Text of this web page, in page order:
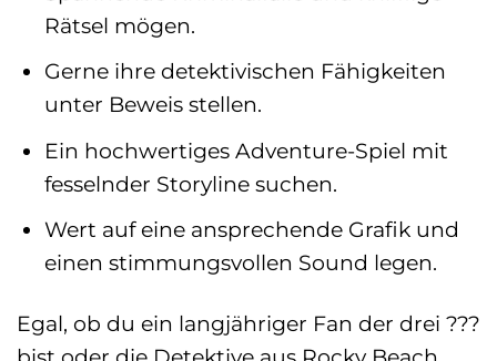
Rätsel mögen.
Gerne ihre detektivischen Fähigkeiten
unter Beweis stellen.
Ein hochwertiges Adventure-Spiel mit
fesselnder Storyline suchen.
Wert auf eine ansprechende Grafik und
einen stimmungsvollen Sound legen.
Egal, ob du ein langjähriger Fan der drei ???